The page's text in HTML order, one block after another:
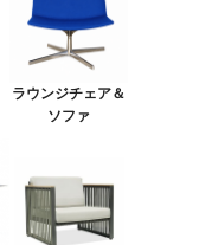
ラウンジチェア＆
ソファ